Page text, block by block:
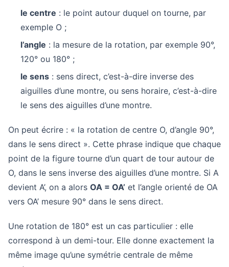
le centre : le point autour duquel on tourne, par
exemple O ;
l’angle : la mesure de la rotation, par exemple 90°,
120° ou 180° ;
le sens : sens direct, c’est-à-dire inverse des
aiguilles d’une montre, ou sens horaire, c’est-à-dire
le sens des aiguilles d’une montre.
On peut écrire : « la rotation de centre O, d’angle 90°,
dans le sens direct ». Cette phrase indique que chaque
point de la figure tourne d’un quart de tour autour de
O, dans le sens inverse des aiguilles d’une montre. Si A
devient A’, on a alors OA = OA’ et l’angle orienté de OA
vers OA’ mesure 90° dans le sens direct.
Une rotation de 180° est un cas particulier : elle
correspond à un demi-tour. Elle donne exactement la
même image qu’une symétrie centrale de même